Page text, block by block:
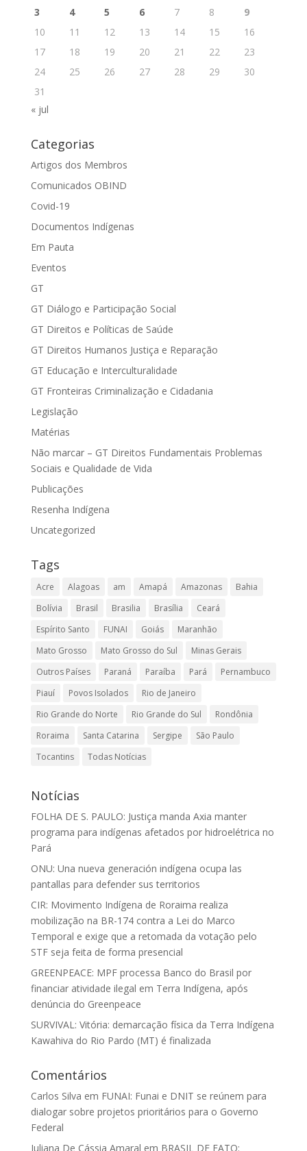
3
4 5 6 7 8
9
10
11 12 13 14 15
16
17
18 19 20 21 22
23
24
25 26 27 28 29
30
31
« jul
Categorias
Artigos dos Membros
Comunicados OBIND
Covid-19
Documentos Indígenas
Em Pauta
Eventos
GT
GT Diálogo e Participação Social
GT Direitos e Políticas de Saúde
GT Direitos Humanos Justiça e Reparação
GT Educação e Interculturalidade
GT Fronteiras Criminalização e Cidadania
Legislação
Matérias
Não marcar – GT Direitos Fundamentais Problemas
Sociais e Qualidade de Vida
Publicações
Resenha Indígena
Uncategorized
Tags
Acre Alagoas am Amapá Amazonas
Bahia
Bolívia
Brasil Brasilia Brasília
Ceará
Espírito Santo
FUNAI Goiás
Maranhão
Mato Grosso
Mato Grosso do Sul
Minas Gerais
Outros Países
Paraná Paraíba Pará
Pernambuco
Piauí
Povos Isolados
Rio de Janeiro
Rio Grande do Norte
Rio Grande do Sul
Rondônia
Roraima
Santa Catarina Sergipe
São Paulo
Tocantins
Todas Notícias
Notícias
FOLHA DE S. PAULO: Justiça manda Axia manter
programa para indígenas afetados por hidroelétrica no
Pará
ONU: Una nueva generación indígena ocupa las
pantallas para defender sus territorios
CIR: Movimento Indígena de Roraima realiza
mobilização na BR-174 contra a Lei do Marco
Temporal e exige que a retomada da votação pelo
STF seja feita de forma presencial
GREENPEACE: MPF processa Banco do Brasil por
financiar atividade ilegal em Terra Indígena, após
denúncia do Greenpeace
SURVIVAL: Vitória: demarcação física da Terra Indígena
Kawahiva do Rio Pardo (MT) é finalizada
Comentários
Carlos Silva em FUNAI: Funai e DNIT se reúnem para
dialogar sobre projetos prioritários para o Governo
Federal
Juliana De Cássia Amaral em BRASIL DE FATO: